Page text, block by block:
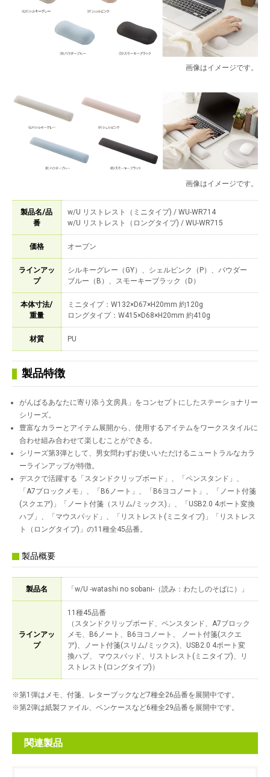
画像はイメージです。
画像はイメージです。
製品名/品
番
w/U リストレスト（ミニタイプ) / WU-WR714
w/U リストレスト（ロングタイプ) / WU-WR715
価格 オープン
ラインアッ
プ
シルキーグレー（GY）、シェルピンク（P）、パウダー
ブルー（B）、スモーキーブラック（D）
本体寸法/
重量
ミニタイプ：W132×D67×H20mm 約120g
ロングタイプ：W415×D68×H20mm 約410g
材質 PU
製品特徴
がんばるあなたに寄り添う文房具」をコンセプトにしたステーショナリー
シリーズ。
豊富なカラーとアイテム展開から、使用するアイテムをワークスタイルに
合わせ組み合わせて楽しむことができる。
シリーズ第3弾として、男女問わずお使いいただけるニュートラルなカラ
ーラインアップが特徴。
デスクで活躍する「スタンドクリップボード」、「ペンスタンド」、
「A7ブロックメモ」、「B6ノート」、「B6ヨコノート」、「ノート付箋
(スクエア)」「ノート付箋（スリム/ミックス)」、「USB2.0 4ポート変換
ハブ」、「マウスパッド」、「リストレスト(ミニタイプ)」「リストレス
ト（ロングタイプ)」の11種全45品番。
製品概要
製品名 「w/U -watashi no sobani-（読み：わたしのそばに）」
ラインアッ
プ
11種45品番
（スタンドクリップボード、ペンスタンド、A7ブロック
メモ、B6ノート、B6ヨコノート、 ノート付箋(スクエ
ア)、ノート付箋(スリム/ミックス)、USB2.0 4ポート変
換ハブ、 マウスパッド、リストレスト(ミニタイプ)、リ
ストレスト(ロングタイプ)）
※第1弾はメモ、付箋、レターブックなど7種全26品番を展開中です。
※第2弾は紙製ファイル、ペンケースなど6種全29品番を展開中です。
関連製品